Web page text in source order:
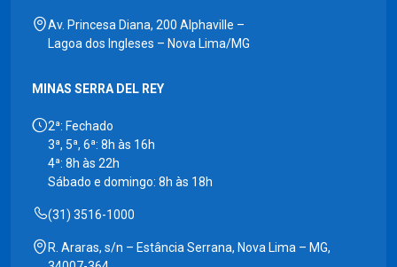
Av. Princesa Diana, 200 Alphaville –
Lagoa dos Ingleses – Nova Lima/MG
MINAS SERRA DEL REY
2ª: Fechado
3ª, 5ª, 6ª: 8h às 16h
4ª: 8h às 22h
Sábado e domingo: 8h às 18h
(31) 3516-1000
R. Araras, s/n – Estância Serrana, Nova Lima – MG,